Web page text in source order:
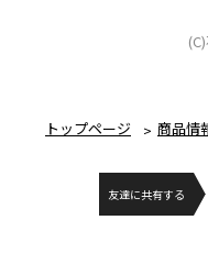
トップページ 商品情
友達に共有する